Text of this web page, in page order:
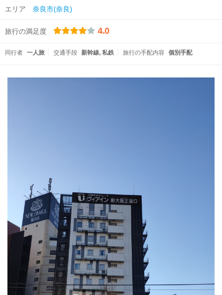
エリア 奈良市(奈良)
旅行の満足度 4.0
同行者 一人旅 交通手段 新幹線 私鉄 旅行の手配内容 個別手配